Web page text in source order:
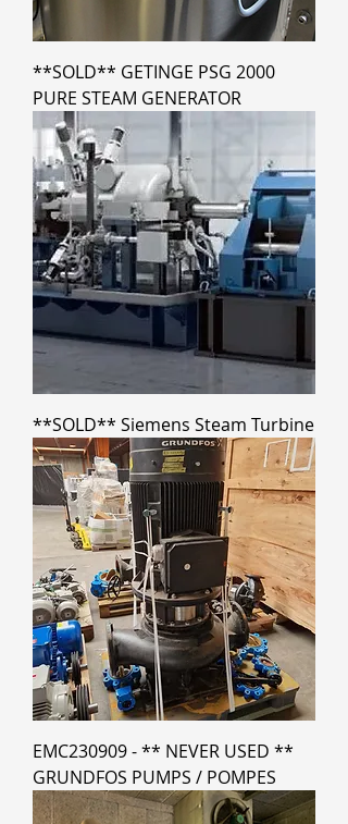
**SOLD** GETINGE PSG 2000
PURE STEAM GENERATOR
**SOLD** Siemens Steam Turbine
EMC230909 - ** NEVER USED **
GRUNDFOS PUMPS / POMPES